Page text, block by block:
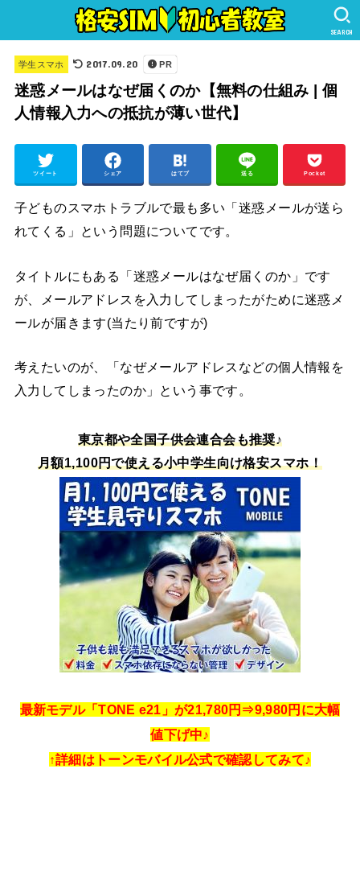
SEARCH
学生スマホ 2017.09.20 PR
迷惑メールはなぜ届くのか【無料の仕組み | 個
人情報入力への抵抗が薄い世代】
ツイート シェア はてブ 送る Pocket
子どものスマホトラブルで最も多い「迷惑メールが送ら
れてくる」という問題についてです。
タイトルにもある「迷惑メールはなぜ届くのか」です
が、メールアドレスを入力してしまったがために迷惑メ
ールが届きます(当たり前ですが)
考えたいのが、「なぜメールアドレスなどの個人情報を
入力してしまったのか」という事です。
東京都や全国子供会連合会も推奨♪
月額1,100円で使える小中学生向け格安スマホ！
最新モデル「TONE e21」が21,780円⇒9,980円に大幅
値下げ中♪
↑詳細はトーンモバイル公式で確認してみて♪